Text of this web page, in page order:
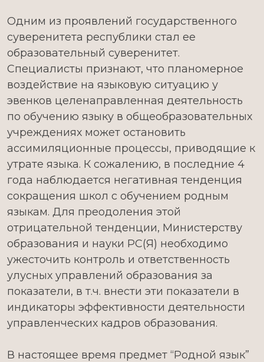
Одним из проявлений государственного
суверенитета республики стал ее
образовательный суверенитет.
Специалисты признают, что планомерное
воздействие на языковую ситуацию у
эвенков целенаправленная деятельность
по обучению языку в общеобразовательных
учреждениях может остановить
ассимиляционные процессы, приводящие к
утрате языка. К сожалению, в последние 4
года наблюдается негативная тенденция
сокращения школ с обучением родным
языкам. Для преодоления этой
отрицательной тенденции, Министерству
образования и науки РС(Я) необходимо
ужесточить контроль и ответственность
улусных управлений образования за
показатели, в т.ч. внести эти показатели в
индикаторы эффективности деятельности
управленческих кадров образования.
В настоящее время предмет “Родной язык”